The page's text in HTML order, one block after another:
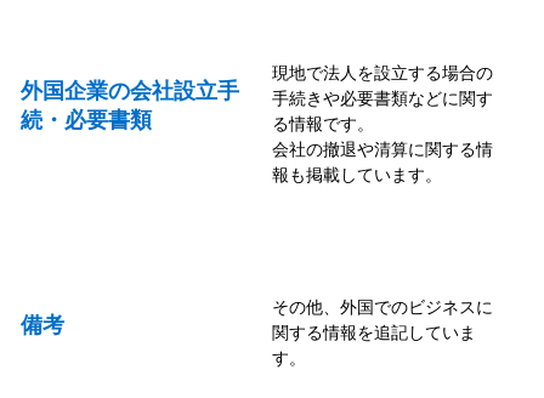
外国企業の会社設立手
続・必要書類
現地で法人を設立する場合の
手続きや必要書類などに関す
る情報です。
会社の撤退や清算に関する情
報も掲載しています。
備考
その他、外国でのビジネスに
関する情報を追記していま
す。